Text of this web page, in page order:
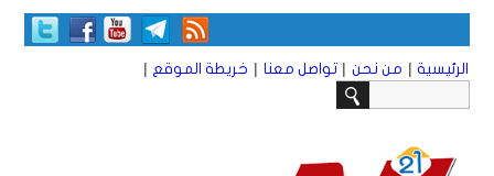
الرئيسية | من نحن | تواصل معنا | خريطة الموقع |